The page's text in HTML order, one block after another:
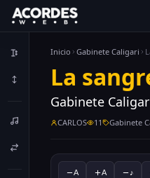
Inicio Gabinete Caligari
La
Gabinete
CARLOS 11 Gabinete
A A ♪